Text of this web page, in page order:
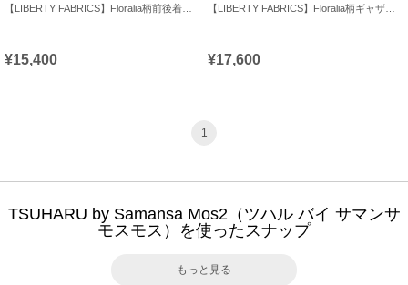
¥15,400 ¥17,600
1
TSUHARU by Samansa Mos2（ツハル バイ サマンサ
モスモス）を使ったスナップ
もっと見る